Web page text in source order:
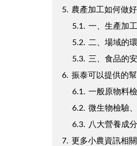
5. 農產加工如何做
5.1. 一、生產加
5.2. 二、場域的
5.3. 三、食品的
6. 振泰可以提供的
6.1. 一般原物料
6.2. 微生物檢驗
6.3. 八大營養成
7. 更多小農資訊相